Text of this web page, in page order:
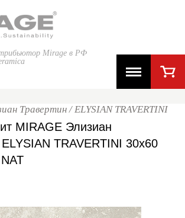
Mirage в РФ
Травертин / ELYSIAN TRAVERTINI
MIRAGE Элизиан
TRAVERTINI 30x60